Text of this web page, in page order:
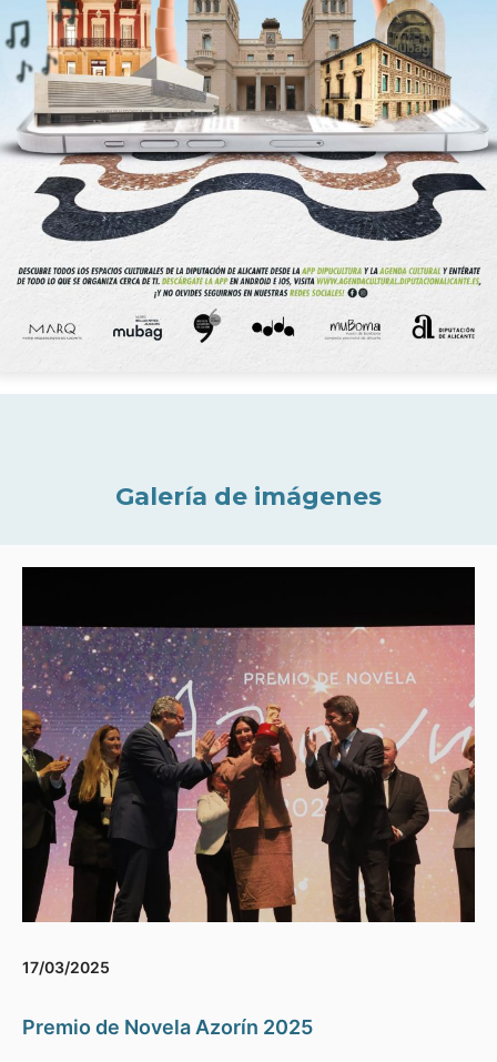
Galería de imágenes
17/03/2025
Premio de Novela Azorín 2025